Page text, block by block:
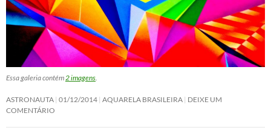
Essa galeria contém2 imagens.
ASTRONAUTA 01/12/2014 AQUARELA BRASILEIRA DEIXE UM
COMENTÁRIO